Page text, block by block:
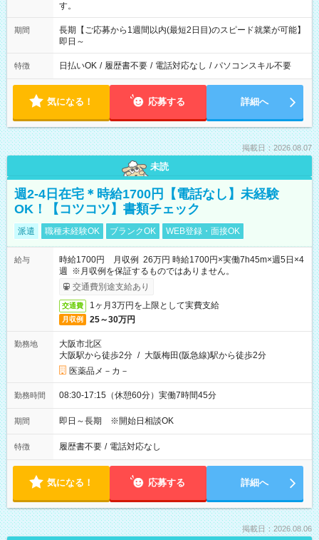
す。
期間
長期【ご応募から1週間以内(最短2日目)のスピード就業が可能】
即日～
特徴 日払いOK / 履歴書不要 / 電話対応なし / パソコンスキル不要
気になる！ 応募する 詳細へ
掲載日：2026.08.07
未読
週2-4日在宅＊時給1700円【電話なし】未経験
OK！【コツコツ】書類チェック
派遣 職種未経験OK ブランクOK WEB登録・面接OK
給与
時給1700円 月収例 26万円 時給1700円×実働7h45m×週5日×4
週 ※月収例を保証するものではありません。
交通費別途支給あり
交通費 1ヶ月3万円を上限として実費支給
月収例 25～30万円
勤務地
大阪市北区
大阪駅から徒歩2分 / 大阪梅田(阪急線)駅から徒歩2分
医薬品メ－カ－
勤務時間 08:30-17:15（休憩60分）実働7時間45分
期間 即日～長期 ※開始日相談OK
特徴 履歴書不要 / 電話対応なし
気になる！ 応募する 詳細へ
掲載日：2026.08.06